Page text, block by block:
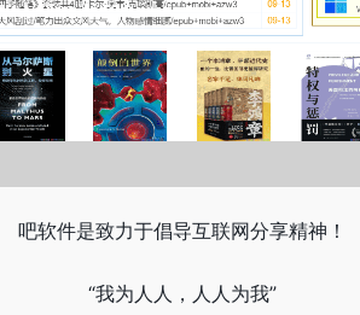
吧软件是致力于倡导互联网分享精神！
“我为人人，人人为我”